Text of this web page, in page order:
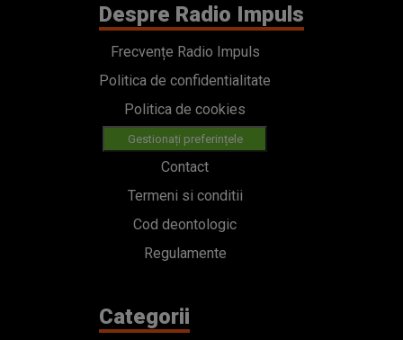
Despre Radio Impuls
Frecvențe Radio Impuls
Politica de confidentialitate
Politica de cookies
Gestionați preferințele
Contact
Termeni si conditii
Cod deontologic
Regulamente
Categorii